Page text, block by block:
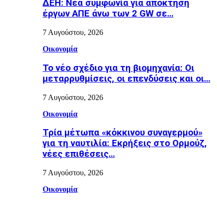
ΔΕΗ: Νέα συμφωνία για απόκτηση
έργων ΑΠΕ άνω των 2 GW σε…
7 Αυγούστου, 2026
Οικονομία
Το νέο σχέδιο για τη βιομηχανία: Οι
μεταρρυθμίσεις, οι επενδύσεις και οι…
7 Αυγούστου, 2026
Οικονομία
Τρία μέτωπα «κόκκινου συναγερμού»
για τη ναυτιλία: Εκρήξεις στο Ορμούζ,
νέες επιθέσεις…
7 Αυγούστου, 2026
Οικονομία